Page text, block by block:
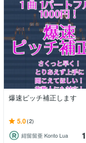
爆速ピッチ補正します
5.0(2)
紺留留亜 Konto Lua